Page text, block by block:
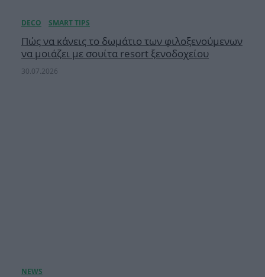
Πώς να κάνεις το δωμάτιο των φιλοξενούμενων
να μοιάζει με σουίτα resort ξενοδοχείου
30.07.2026